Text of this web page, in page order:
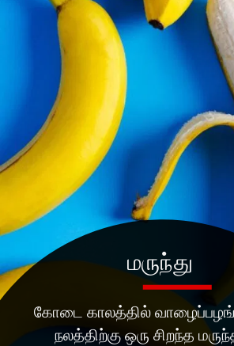
கோடை காலத்தில்
நலத்திற்கு ஒரு சிறந்த
மருந்து